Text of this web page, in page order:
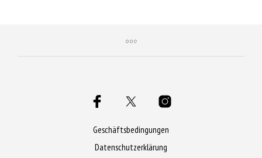
Geschäftsbedingungen
Datenschutzerklärung